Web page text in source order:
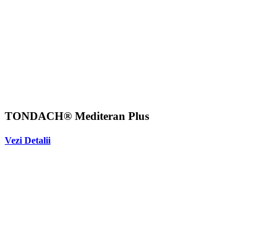
TONDACH® Mediteran Plus
Vezi Detalii